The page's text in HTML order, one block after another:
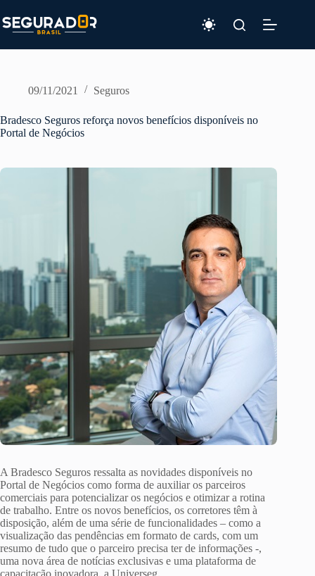
para
o
09/11/2021 Seguros
Bradesco Seguros reforça novos benefícios disponíveis no
Portal de Negócios
A Bradesco Seguros ressalta as novidades disponíveis no
Portal de Negócios como forma de auxiliar os parceiros
comerciais para potencializar os negócios e otimizar a rotina
de trabalho. Entre os novos benefícios, os corretores têm à
disposição, além de uma série de funcionalidades – como a
visualização das pendências em formato de cards, com um
resumo de tudo que o parceiro precisa ter de informações -,
uma nova área de notícias exclusivas e uma plataforma de